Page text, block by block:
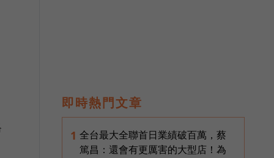
即時熱門文章
1 全台最大全聯首日業績破百萬，蔡
篤昌：還會有更厲害的大型店！為